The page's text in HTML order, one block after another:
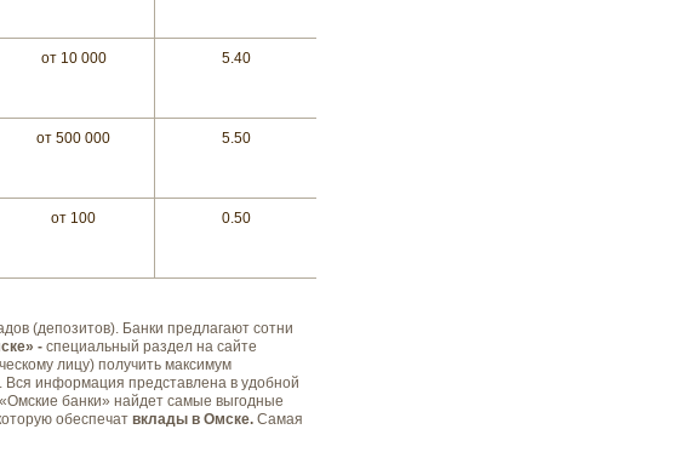
от 10 000 5.40
от 500 000 5.50
от 100 0.50
(депозитов). Банки предлагают сотни
- специальный раздел на сайте
лицу) получить максимум
информация представлена в удобной
банки» найдет самые выгодные
обеспечат вклады в Омске. Самая